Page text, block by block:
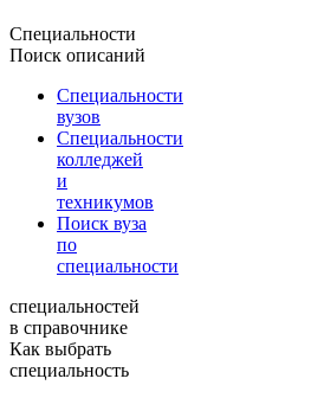
Специальности
Поиск описаний
Специальности
вузов
Специальности
колледжей
и
техникумов
Поиск вуза
по
специальности
специальностей
в справочнике
Как выбрать
специальность